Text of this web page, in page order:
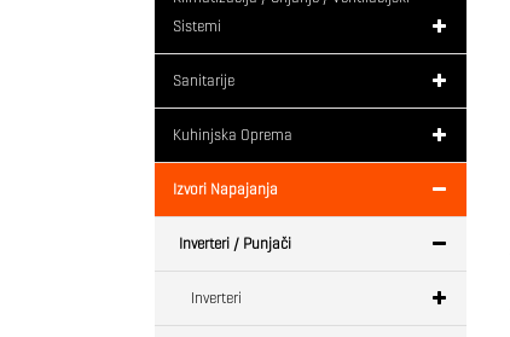
Sistemi
Sanitarije
Kuhinjska Oprema
Izvori Napajanja
Inverteri / Punjači
Inverteri